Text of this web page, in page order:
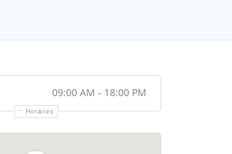
09:00 AM - 18:00 PM
Horaires